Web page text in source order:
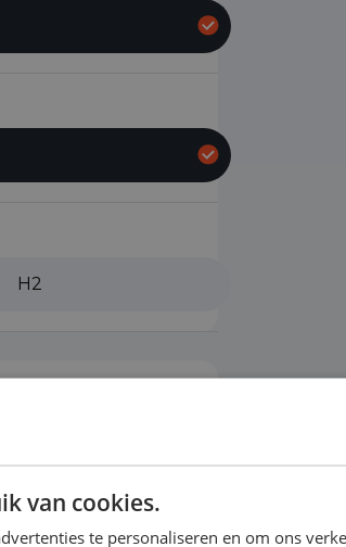
H2
van cookies.
te personaliseren en om ons